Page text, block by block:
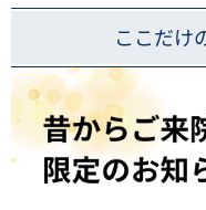
ここだけ